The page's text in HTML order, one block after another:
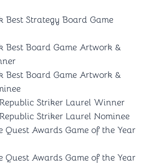
Best Strategy Board Game
Best Board Game Artwork &
Best Board Game Artwork &
Striker Laurel Winner
Striker Laurel Nominee
Quest Awards Game of the Year
Quest Awards Game of the Year